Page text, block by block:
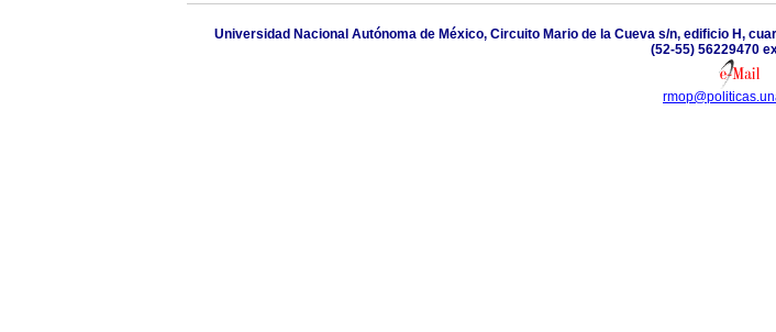
Universidad Nacional Autónoma de México, Circuito Mario de la Cueva s/n, edificio H,
(52-55) 56229470